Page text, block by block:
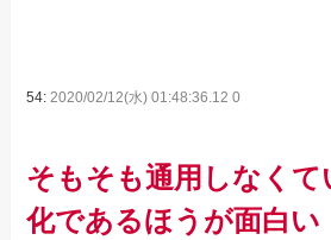
54:2020/02/12(水) 01:48:36.12 0
そもそも通用しなくて
化であるほうが面白い